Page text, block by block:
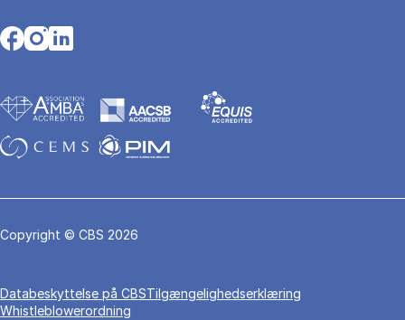
Opens in a new tab
Opens in a new tab
Opens in a new tab
Copyright © CBS 2026
Da­ta­be­skyt­tel­se på CBSTilgængelighedserklæring
Whistleblowerordning